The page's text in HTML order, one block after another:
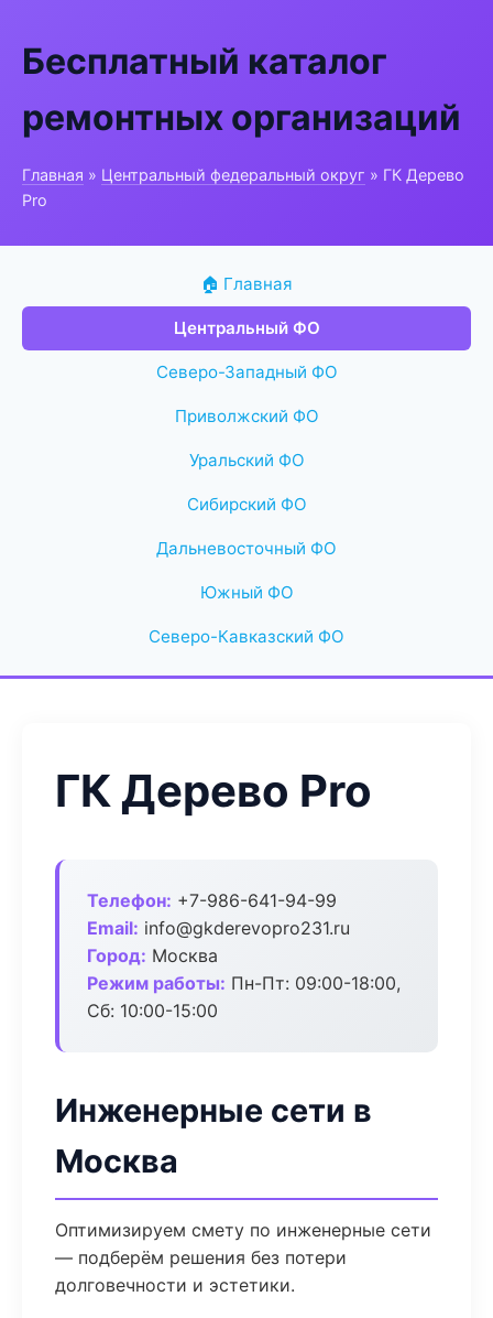
Бесплатный каталог
ремонтных организаций
Главная » Центральный федеральный округ » ГК Дерево
Pro
🏠 Главная
Центральный ФО
Северо-Западный ФО
Приволжский ФО
Уральский ФО
Сибирский ФО
Дальневосточный ФО
Южный ФО
Северо-Кавказский ФО
ГК Дерево Pro
Телефон: +7-986-641-94-99
Email: info@gkderevopro231.ru
Город: Москва
Режим работы: Пн-Пт: 09:00-18:00,
Сб: 10:00-15:00
Инженерные сети в
Москва
Оптимизируем смету по инженерные сети
— подберём решения без потери
долговечности и эстетики.